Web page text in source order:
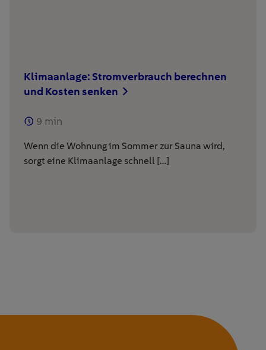
Klimaanlage: Stromverbrauch berechnen
und Kosten senken
9 min
Wenn die Wohnung im Sommer zur Sauna wird,
sorgt eine Klimaanlage schnell […]